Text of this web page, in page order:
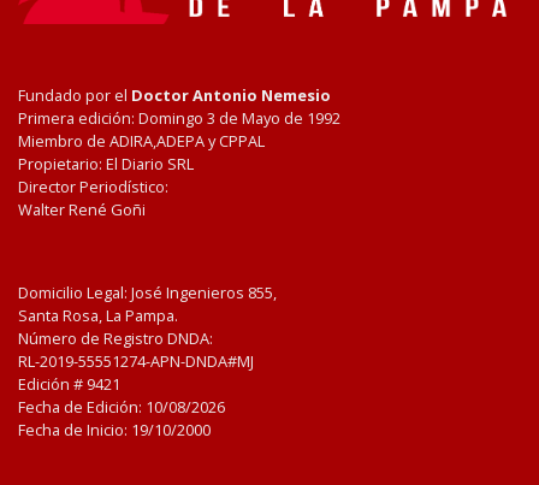
Fundado por el Doctor Antonio Nemesio
Primera edición: Domingo 3 de Mayo de 1992
Miembro de ADIRA,ADEPA y CPPAL
Propietario: El Diario SRL
Director Periodístico:
Walter René Goñi
Domicilio Legal: José Ingenieros 855,
Santa Rosa, La Pampa.
Número de Registro DNDA:
RL-2019-55551274-APN-DNDA#MJ
Edición # 9421
Fecha de Edición: 10/08/2026
Fecha de Inicio: 19/10/2000